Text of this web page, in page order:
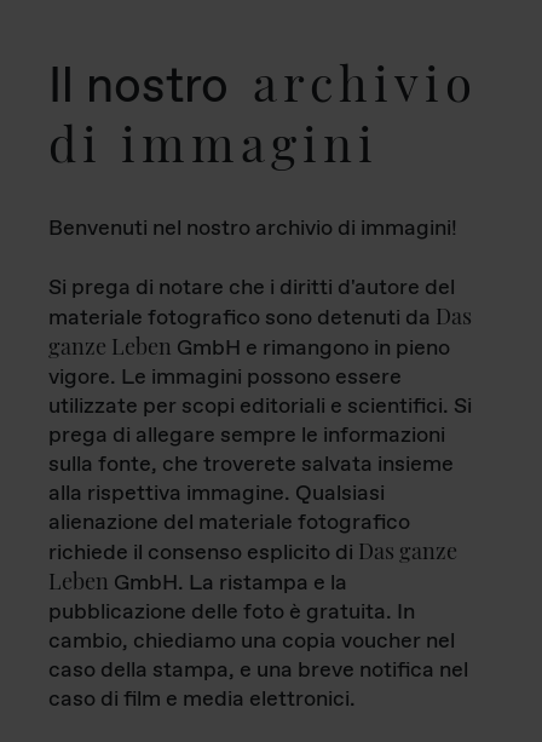
Il nostro archivio
di immagini
Benvenuti nel nostro archivio di immagini!
Si prega di notare che i diritti d'autore del
materiale fotografico sono detenuti da Das
ganze Leben GmbH e rimangono in pieno
vigore. Le immagini possono essere
utilizzate per scopi editoriali e scientifici. Si
prega di allegare sempre le informazioni
sulla fonte, che troverete salvata insieme
alla rispettiva immagine. Qualsiasi
alienazione del materiale fotografico
richiede il consenso esplicito di Das ganze
Leben GmbH. La ristampa e la
pubblicazione delle foto è gratuita. In
cambio, chiediamo una copia voucher nel
caso della stampa, e una breve notifica nel
caso di film e media elettronici.